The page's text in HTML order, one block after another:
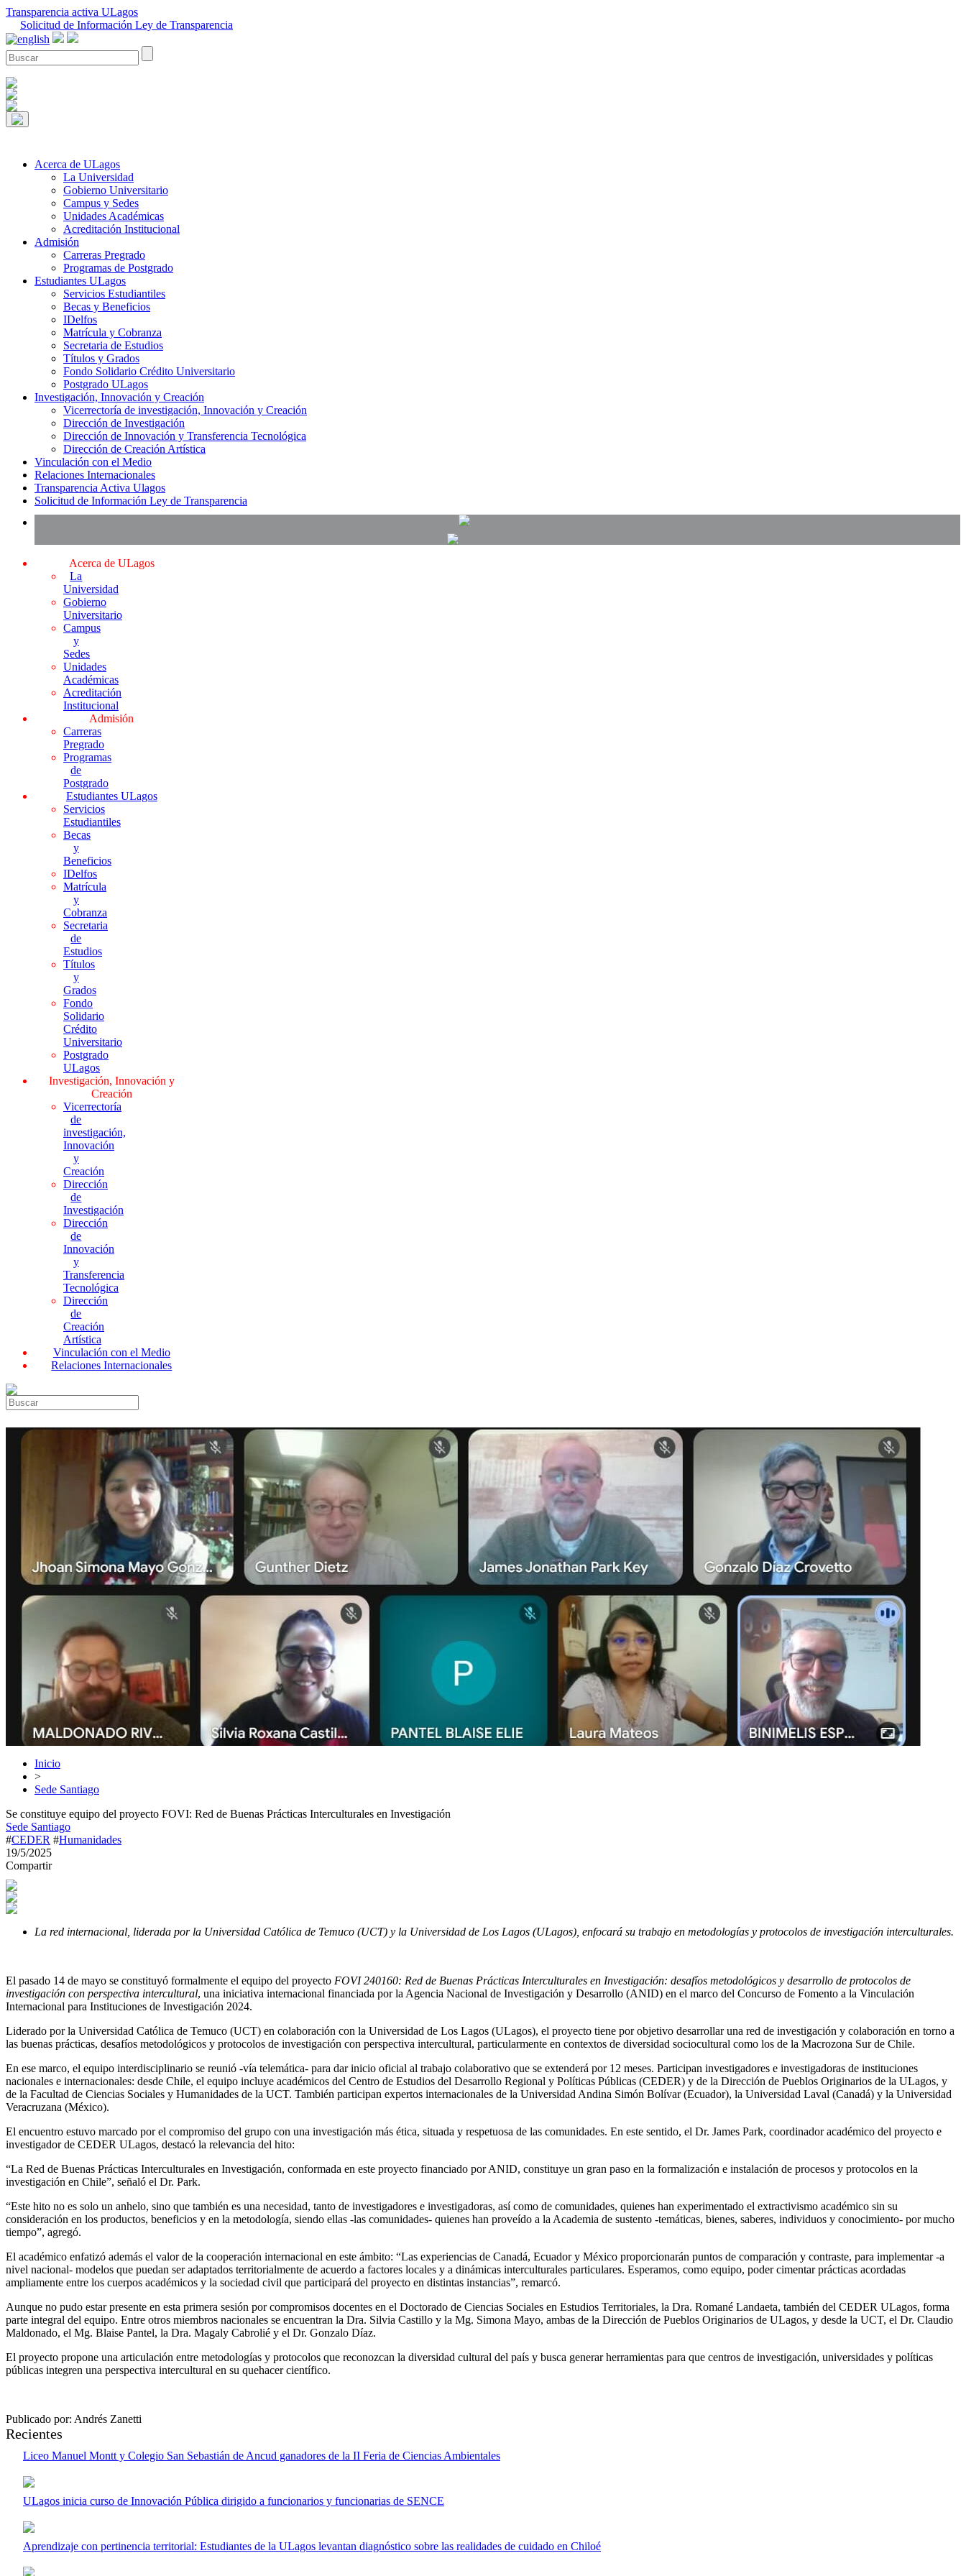
Transparencia activa ULagos
Solicitud de Información Ley de Transparencia
Acerca de ULagos
La Universidad
Gobierno Universitario
Campus y Sedes
Unidades Académicas
Acreditación Institucional
Admisión
Carreras Pregrado
Programas de Postgrado
Estudiantes ULagos
Servicios Estudiantiles
Becas y Beneficios
IDelfos
Matrícula y Cobranza
Secretaria de Estudios
Títulos y Grados
Fondo Solidario Crédito Universitario
Postgrado ULagos
Investigación, Innovación y Creación
Vicerrectoría de investigación, Innovación y Creación
Dirección de Investigación
Dirección de Innovación y Transferencia Tecnológica
Dirección de Creación Artística
Vinculación con el Medio
Relaciones Internacionales
Transparencia Activa Ulagos
Solicitud de Información Ley de Transparencia
Acerca de ULagos
La
Universidad
Gobierno
Universitario
Campus
y
Sedes
Unidades
Académicas
Acreditación
Institucional
Admisión
Carreras
Pregrado
Programas
de
Postgrado
Estudiantes ULagos
Servicios
Estudiantiles
Becas
y
Beneficios
IDelfos
Matrícula
y
Cobranza
Secretaria
de
Estudios
Títulos
y
Grados
Fondo
Solidario
Crédito
Universitario
Postgrado
ULagos
Investigación, Innovación y
Creación
Vicerrectoría
de
investigación,
Innovación
y
Creación
Dirección
de
Investigación
Dirección
de
Innovación
y
Transferencia
Tecnológica
Dirección
de
Creación
Artística
Vinculación con el Medio
Relaciones Internacionales
Inicio
>
Sede Santiago
Se constituye equipo del proyecto FOVI: Red de Buenas Prácticas Interculturales en Investigación
Sede Santiago
#CEDER #Humanidades
19/5/2025
Compartir
La red internacional, liderada por la Universidad Católica de Temuco (UCT) y la Universidad de Los Lagos (ULagos), enfocará su trabajo en metodologías y protocolos de investigación interculturales.
El pasado 14 de mayo se constituyó formalmente el equipo del proyecto FOVI 240160: Red de Buenas Prácticas Interculturales en Investigación: desafíos metodológicos y desarrollo de protocolos de
investigación con perspectiva intercultural, una iniciativa internacional financiada por la Agencia Nacional de Investigación y Desarrollo (ANID) en el marco del Concurso de Fomento a la Vinculación
Internacional para Instituciones de Investigación 2024.
Liderado por la Universidad Católica de Temuco (UCT) en colaboración con la Universidad de Los Lagos (ULagos), el proyecto tiene por objetivo desarrollar una red de investigación y colaboración en torno a
las buenas prácticas, desafíos metodológicos y protocolos de investigación con perspectiva intercultural, particularmente en contextos de diversidad sociocultural como los de la Macrozona Sur de Chile.
En ese marco, el equipo interdisciplinario se reunió -vía telemática- para dar inicio oficial al trabajo colaborativo que se extenderá por 12 meses. Participan investigadores e investigadoras de instituciones
nacionales e internacionales: desde Chile, el equipo incluye académicos del Centro de Estudios del Desarrollo Regional y Políticas Públicas (CEDER) y de la Dirección de Pueblos Originarios de la ULagos, y
de la Facultad de Ciencias Sociales y Humanidades de la UCT. También participan expertos internacionales de la Universidad Andina Simón Bolívar (Ecuador), la Universidad Laval (Canadá) y la Universidad
Veracruzana (México).
El encuentro estuvo marcado por el compromiso del grupo con una investigación más ética, situada y respetuosa de las comunidades. En este sentido, el Dr. James Park, coordinador académico del proyecto e
investigador de CEDER ULagos, destacó la relevancia del hito:
“La Red de Buenas Prácticas Interculturales en Investigación, conformada en este proyecto financiado por ANID, constituye un gran paso en la formalización e instalación de procesos y protocolos en la
investigación en Chile”, señaló el Dr. Park.
“Este hito no es solo un anhelo, sino que también es una necesidad, tanto de investigadores e investigadoras, así como de comunidades, quienes han experimentado el extractivismo académico sin su
consideración en los productos, beneficios y en la metodología, siendo ellas -las comunidades- quienes han proveído a la Academia de sustento -temáticas, bienes, saberes, individuos y conocimiento- por mucho
tiempo”, agregó.
El académico enfatizó además el valor de la cooperación internacional en este ámbito: “Las experiencias de Canadá, Ecuador y México proporcionarán puntos de comparación y contraste, para implementar -a
nivel nacional- modelos que puedan ser adaptados territorialmente de acuerdo a factores locales y a dinámicas interculturales particulares. Esperamos, como equipo, poder cimentar prácticas acordadas
ampliamente entre los cuerpos académicos y la sociedad civil que participará del proyecto en distintas instancias”, remarcó.
Aunque no pudo estar presente en esta primera sesión por compromisos docentes en el Doctorado de Ciencias Sociales en Estudios Territoriales, la Dra. Romané Landaeta, también del CEDER ULagos, forma
parte integral del equipo. Entre otros miembros nacionales se encuentran la Dra. Silvia Castillo y la Mg. Simona Mayo, ambas de la Dirección de Pueblos Originarios de ULagos, y desde la UCT, el Dr. Claudio
Maldonado, el Mg. Blaise Pantel, la Dra. Magaly Cabrolié y el Dr. Gonzalo Díaz.
El proyecto propone una articulación entre metodologías y protocolos que reconozcan la diversidad cultural del país y busca generar herramientas para que centros de investigación, universidades y políticas
públicas integren una perspectiva intercultural en su quehacer científico.
Publicado por: Andrés Zanetti
Recientes
Liceo Manuel Montt y Colegio San Sebastián de Ancud ganadores de la II Feria de Ciencias Ambientales
ULagos inicia curso de Innovación Pública dirigido a funcionarios y funcionarias de SENCE
Aprendizaje con pertinencia territorial: Estudiantes de la ULagos levantan diagnóstico sobre las realidades de cuidado en Chiloé